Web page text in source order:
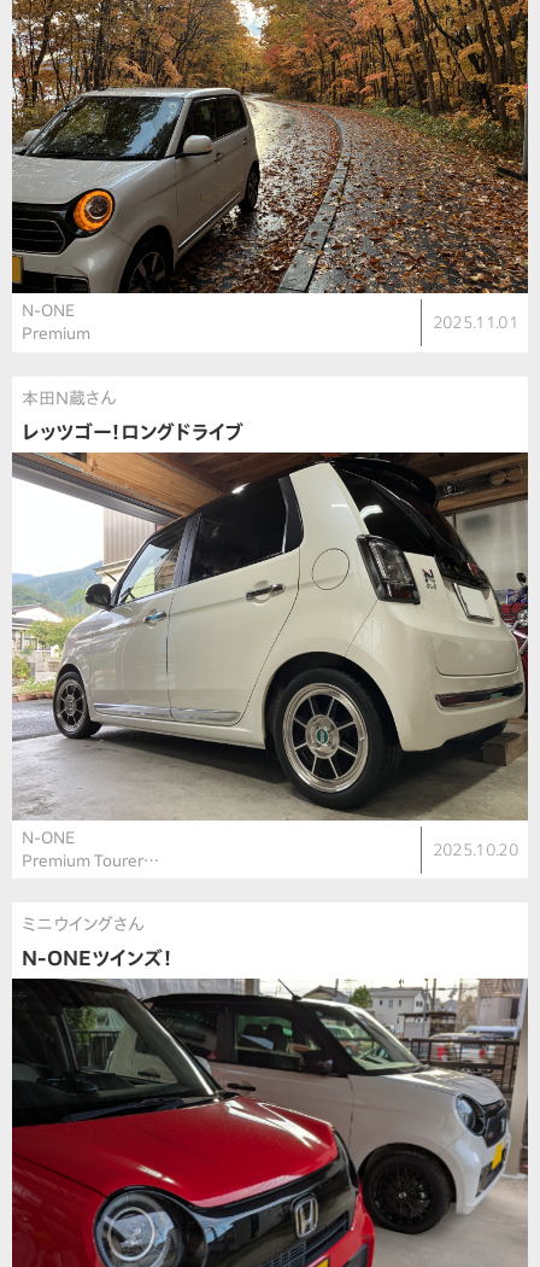
N-ONE
Premium
2025.11.01
本田N蔵さん
レッツゴー！ロングドライブ
N-ONE
Premium Tourer…
2025.10.20
ミニウイングさん
N-ONEツインズ！